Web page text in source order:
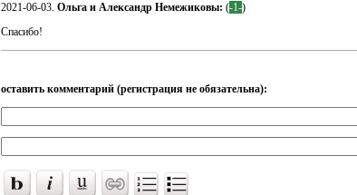
2021-06-03. Ольга и Александр Немежиковы: (-1-)
Спасибо!
оставить комментарий (регистрация не обязательна):